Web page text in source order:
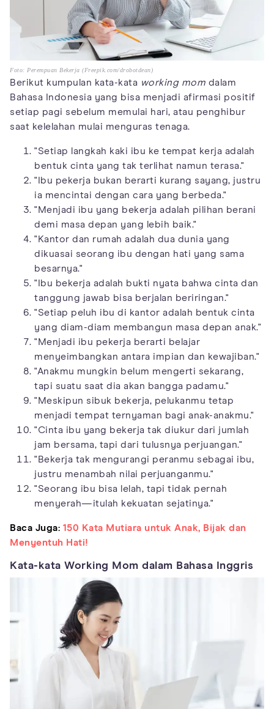
Foto: Perempuan Bekerja (Freepik.com/drobotdean)
Berikut kumpulan kata-kata working mom dalam
Bahasa Indonesia yang bisa menjadi afirmasi positif
setiap pagi sebelum memulai hari, atau penghibur
saat kelelahan mulai menguras tenaga.
"Setiap langkah kaki ibu ke tempat kerja adalah
bentuk cinta yang tak terlihat namun terasa."
"Ibu pekerja bukan berarti kurang sayang, justru
ia mencintai dengan cara yang berbeda."
"Menjadi ibu yang bekerja adalah pilihan berani
demi masa depan yang lebih baik."
"Kantor dan rumah adalah dua dunia yang
dikuasai seorang ibu dengan hati yang sama
besarnya."
"Ibu bekerja adalah bukti nyata bahwa cinta dan
tanggung jawab bisa berjalan beriringan."
"Setiap peluh ibu di kantor adalah bentuk cinta
yang diam-diam membangun masa depan anak."
"Menjadi ibu pekerja berarti belajar
menyeimbangkan antara impian dan kewajiban."
"Anakmu mungkin belum mengerti sekarang,
tapi suatu saat dia akan bangga padamu."
"Meskipun sibuk bekerja, pelukanmu tetap
menjadi tempat ternyaman bagi anak-anakmu."
"Cinta ibu yang bekerja tak diukur dari jumlah
jam bersama, tapi dari tulusnya perjuangan."
"Bekerja tak mengurangi peranmu sebagai ibu,
justru menambah nilai perjuanganmu."
"Seorang ibu bisa lelah, tapi tidak pernah
menyerah—itulah kekuatan sejatinya."
Baca Juga: 150 Kata Mutiara untuk Anak, Bijak dan
Menyentuh Hati!
Kata-kata Working Mom dalam Bahasa Inggris